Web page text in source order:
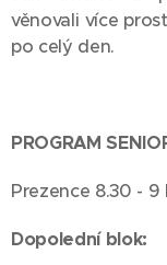
věnovali více
po celý den.
PROGRAM
Prezence 8.30 - 9
Dopolední blok: